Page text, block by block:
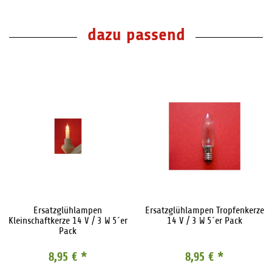
dazu passend
Ersatzglühlampen
Kleinschaftkerze 14 V / 3 W 5´er
Pack
8,95 € *
Ersatzglühlampen Tropfenkerze
14 V / 3 W 5´er Pack
8,95 € *